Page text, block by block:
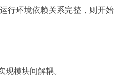
行环境依赖关系完整，则开始
现模块间解耦。